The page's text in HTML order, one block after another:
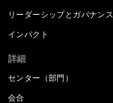
リーダーシップとガバナンス
インパクト
詳細
センター（部門）
会合